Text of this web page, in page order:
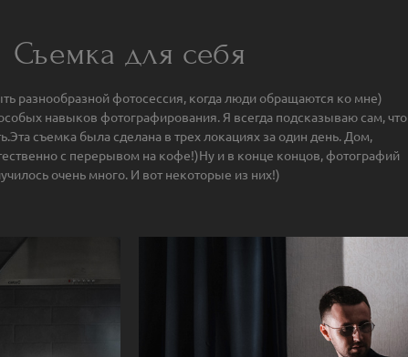
Съемка для себя
разнообразной фотосессия, когда люди обращаются ко мне)
навыков фотографирования. Я всегда подсказываю сам, что
съемка была сделана в трех локациях за один день. Дом,
с перерывом на кофе!)Ну и в конце концов, фотографий
очень много. И вот некоторые из них!)